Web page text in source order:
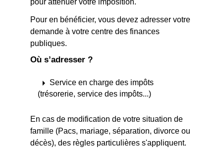
pour atténuer votre imposition.
Pour en bénéficier, vous devez adresser votre
demande à votre centre des finances
publiques.
Où s’adresser ?
arrow_right Service en charge des impôts
(trésorerie, service des impôts...)
En cas de modification de votre situation de
famille (Pacs, mariage, séparation, divorce ou
décès), des règles particulières s'appliquent.